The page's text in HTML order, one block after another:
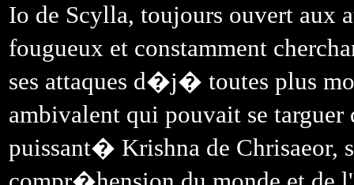
Io de Scylla, toujours ouvert
fougueux et constamment
ses attaques d�j� toutes plus
ambivalent qui pouvait se
puissant� Krishna de Chrisaeor,